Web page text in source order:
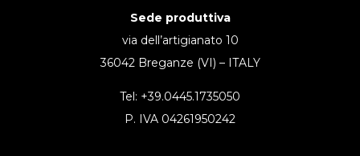
Sede produttiva
via dell’artigianato 10
36042 Breganze (VI) – ITALY
Tel: +39.0445.1735050
P. IVA 04261950242